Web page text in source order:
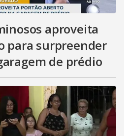
aproveita
para surpreender
de prédio